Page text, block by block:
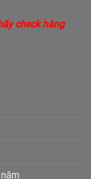
check hàng